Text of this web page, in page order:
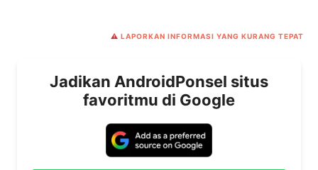
⚠️ LAPORKAN INFORMASI YANG KURANG TEPAT
Jadikan AndroidPonsel situs
favoritmu di Google